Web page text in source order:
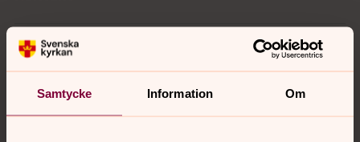
Samtycke Information Om
Kalender
Hitta snabbt